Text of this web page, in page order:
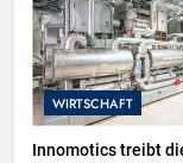
WIRTSCHAFT
Innomotics treibt